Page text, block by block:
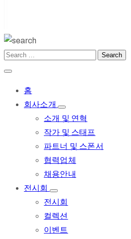
홈
회사소개
소개 및 연혁
작가 및 스태프
파트너 및 스폰서
협력업체
채용안내
전시회
전시회
컬렉션
이벤트